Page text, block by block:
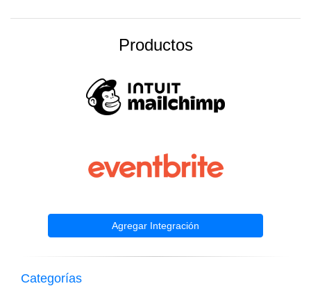
Productos
Agregar Integración
Categorías